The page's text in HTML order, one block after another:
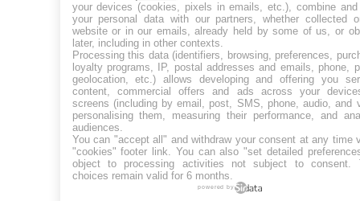
your devices (cookies, pixels in emails, etc.), combine and
your personal data with our partners, whether collected
website or in our emails, already held by some of us, or
later, including in other contexts.
Processing this data (identifiers, browsing, preferences,
loyalty programs, IP, postal addresses and emails, phone,
geolocation, etc.) allows developing and offering you
content, commercial offers and ads across your
screens (including by email, post, SMS, phone, audio, and
personalising them, measuring their performance, and
audiences.
You can "accept all" and withdraw your consent at any time
"cookies" footer link . You can also "set detailed
object to processing activities not subject to consent.
choices remain valid for 6 months.
powered by